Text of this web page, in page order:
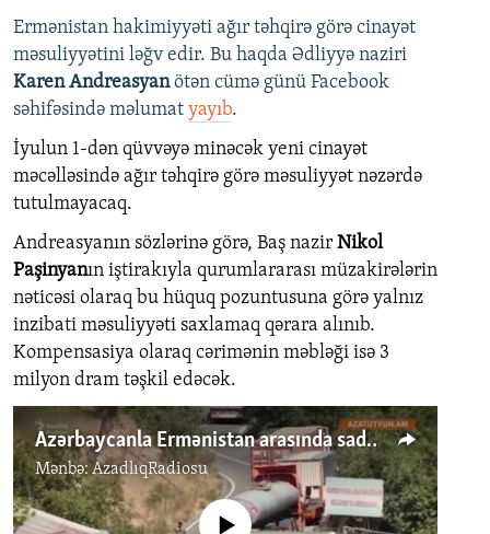
Ermənistan hakimiyyəti ağır təhqirə görə cinayət
məsuliyyətini ləğv edir. Bu haqda Ədliyyə naziri
Karen Andreasyanötən cümə günü Facebook
səhifəsində məlumat yayıb.
İyulun 1-dən qüvvəyə minəcək yeni cinayət
məcəlləsində ağır təhqirə görə məsuliyyət nəzərdə
tutulmayacaq.
Andreasyanın sözlərinə görə, Baş nazir Nikol
Paşinyanın iştirakıyla qurumlararası müzakirələrin
nəticəsi olaraq bu hüquq pozuntusuna görə yalnız
inzibati məsuliyyəti saxlamaq qərara alınıb.
Kompensasiya olaraq cərimənin məbləği isə 3
milyon dram təşkil edəcək.
Azərbaycanla Ermənistan arasında sadələşdirilmiş rejim nəyi nəzərdə tutur?
Mənbə: AzadlıqRadiosu
No media source currently available